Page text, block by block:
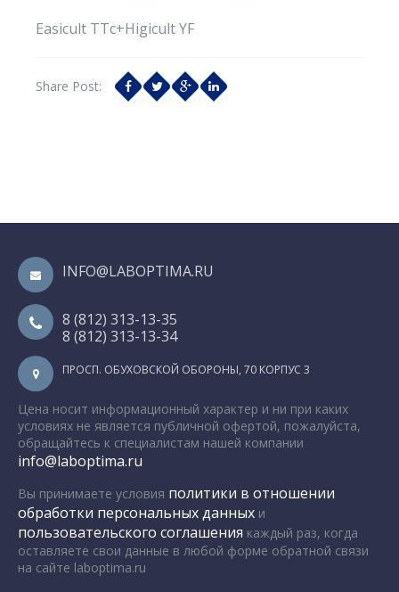
Easicult ТТс+Higicult YF
Share Post:
INFO@LABOPTIMA.RU
8 (812) 313-13-35
8 (812) 313-13-34
ПРОСП. ОБУХОВСКОЙ ОБОРОНЫ, 70 КОРПУС 3
Цена носит информационный характер и ни при каких
условиях не является публичной офертой, пожалуйста,
обращайтесь к специалистам нашей компании
info@laboptima.ru
Вы принимаете условия политики в отношении
обработки персональных данных и
пользовательского соглашения каждый раз, когда
оставляете свои данные в любой форме обратной связи
на сайте laboptima.ru